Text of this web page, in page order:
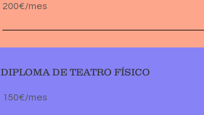
200€/mes
DIPLOMA DE TEATRO FÍSICO
150€/mes